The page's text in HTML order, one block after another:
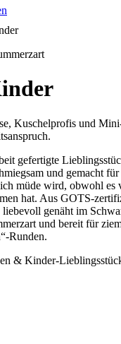
Kuschelprofis und
gefertigte
und gemacht
müde wird, obwohl es
hat. Aus GOTS-
genäht im
und bereit für
Runden.
& Kinder-